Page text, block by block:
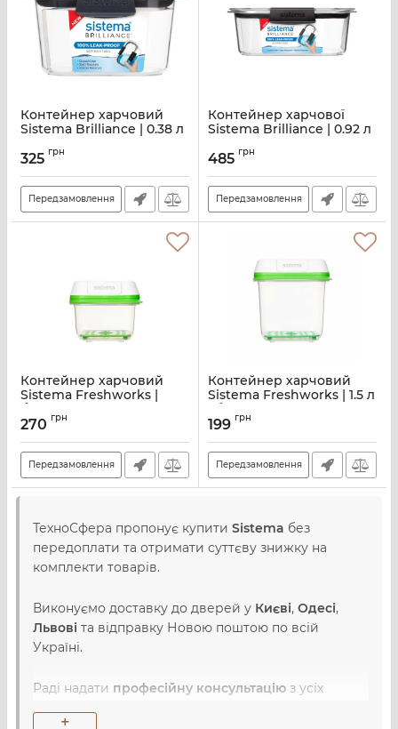
Контейнер харчовий
Sistema Brilliance | 0.38 л
Артикул:
325 грн
Передзамовлення
Контейнер харчової
Sistema Brilliance | 0.92 л
Артикул:
485 грн
Передзамовлення
Контейнер харчовий
Sistema Freshworks |
білий з зеленим (53105)
Артикул:
270 грн
Передзамовлення
Контейнер харчовий
Sistema Freshworks | 1.5 л
| білий з зеленим (53110)
Артикул:
199 грн
Передзамовлення
ТехноСфера пропонує купити Sistema без
передоплати та отримати суттєву знижку на
комплекти товарів.
Виконуємо доставку до дверей у Києві, Одесі,
Львові та відправку Новою поштою по всій
Україні.
Раді надати професійну консультацію з усіх
+